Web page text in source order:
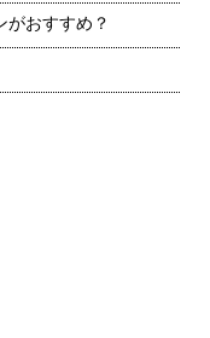
がおすすめ？